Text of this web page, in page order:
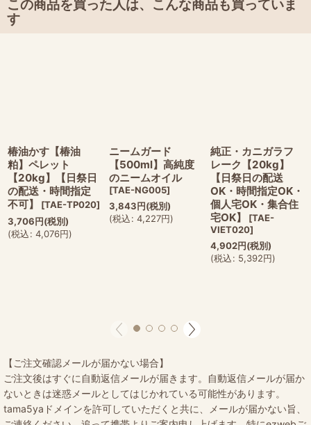
この商品を買った人は、こんな商品も買っていま
す
椿油かす【椿油
粕】ペレット
【20kg】【日祭日
の配送・時間指定
不可】
[TAE-TP020]
3,706円(税別)
(税込: 4,076円)
ニームガード
【500ml】高純度
のニームオイル
[TAE-NG005]
3,843円(税別)
(税込: 4,227円)
純正・カニガラフ
レーク【20kg】
【日祭日の配送
OK・時間指定OK・
個人宅OK・集合住
宅OK】
[TAE-
VIET020]
4,902円(税別)
(税込: 5,392円)
【ご注文確認メールが届かない場合】
ご注文後はすぐに自動返信メールが届きます。自動返信メールが届か
ないときは迷惑メールとしてはじかれている可能性があります。
tama5yaドメインを許可していただくと共に、メールが届かない旨、